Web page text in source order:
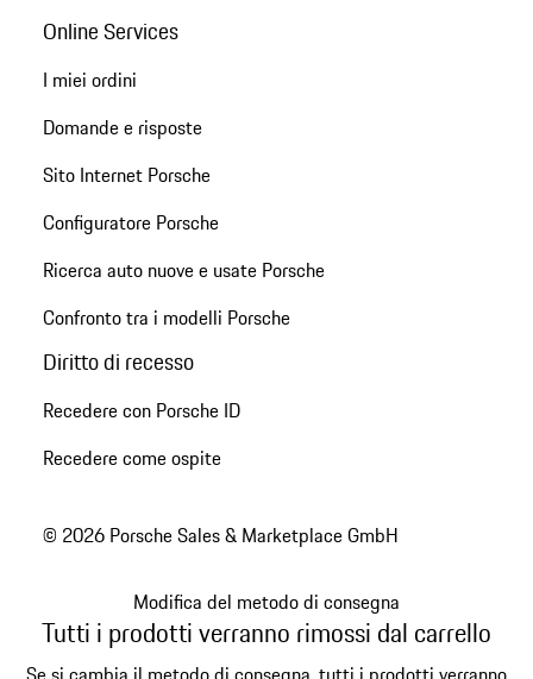
Online Services
I miei ordini
Domande e risposte
Sito Internet Porsche
Configuratore Porsche
Ricerca auto nuove e usate Porsche
Confronto tra i modelli Porsche
Diritto di recesso
Recedere con Porsche ID
Recedere come ospite
© 2026 Porsche Sales & Marketplace GmbH
Modifica del metodo di consegna
Tutti i prodotti verranno rimossi dal carrello